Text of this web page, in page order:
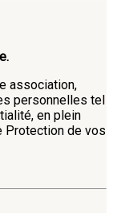
association,
personnelles tel
en plein
Protection de vos